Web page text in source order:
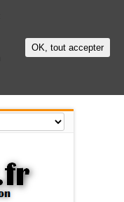
OK, tout accepter